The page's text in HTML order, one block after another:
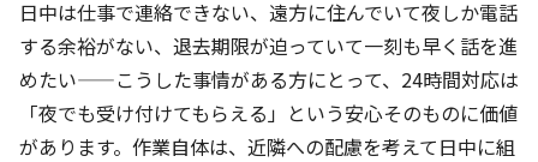
日中は仕事で連絡できない、遠方に住んでいて夜しか電話
する余裕がない、退去期限が迫っていて一刻も早く話を進
めたい——こうした事情がある方にとって、24時間対応は
「夜でも受け付けてもらえる」という安心そのものに価値
があります。作業自体は、近隣への配慮を考えて日中に組